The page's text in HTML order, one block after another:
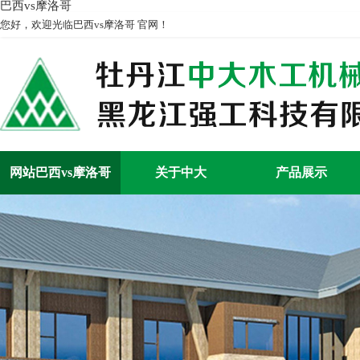
巴西vs摩洛哥
您好，欢迎光临巴西vs摩洛哥 官网！
网站巴西vs摩洛哥 关于中大 产品展示